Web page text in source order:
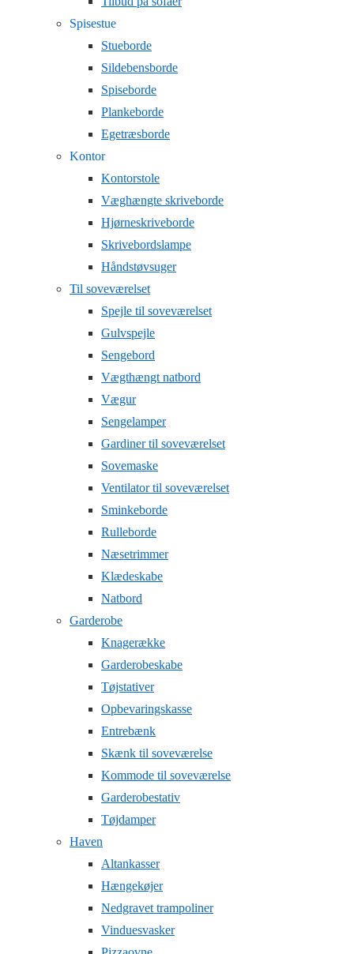
Spisestue
Stueborde
Sildebensborde
Spiseborde
Plankeborde
Egetræsborde
Kontor
Kontorstole
Væghængte skriveborde
Hjørneskriveborde
Skrivebordslampe
Håndstøvsuger
Til soveværelset
Spejle til soveværelset
Gulvspejle
Sengebord
Vægthængt natbord
Vægur
Sengelamper
Gardiner til soveværelset
Sovemaske
Ventilator til soveværelset
Sminkeborde
Rulleborde
Næsetrimmer
Klædeskabe
Natbord
Garderobe
Knagerække
Garderobeskabe
Tøjstativer
Opbevaringskasse
Entrebænk
Skænk til soveværelse
Kommode til soveværelse
Garderobestativ
Tøjdamper
Haven
Altankasser
Hængekøjer
Nedgravet trampoliner
Vinduesvasker